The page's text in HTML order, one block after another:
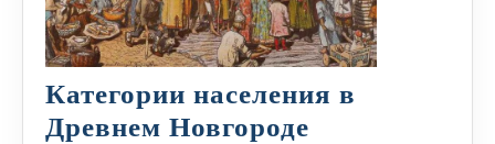
Категории населения в
Древнем Новгороде